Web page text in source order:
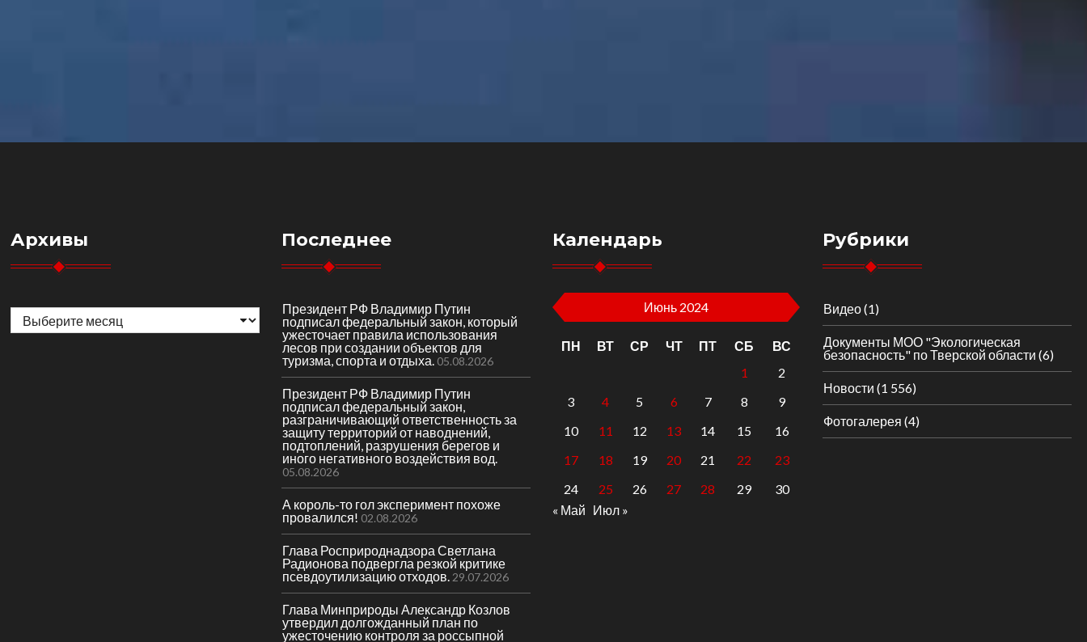
Архивы Последнее
Президент РФ Владимир Путин
подписал федеральный закон, который
ужесточает правила использования
лесов при создании объектов для
туризма, спорта и отдыха. 05.08.2026
Президент РФ Владимир Путин
подписал федеральный закон,
разграничивающий ответственность за
защиту территорий от наводнений,
подтоплений, разрушения берегов и
иного негативного воздействия вод.
05.08.2026
А король-то гол эксперимент похоже
провалился! 02.08.2026
Глава Росприроднадзора Светлана
Радионова подвергла резкой критике
псевдоутилизацию отходов. 29.07.2026
Глава Минприроды Александр Козлов
утвердил долгожданный план по
ужесточению контроля за россыпной
Календарь
Июнь 2024
ПН ВТ СР ЧТ ПТ СБ
ВС
1
2
3
4 5 6 7 8
9
10
11 12 13 14 15
16
17
18 19 20 21 22
23
24
25 26 27 28 29
30
« Май Июл »
Рубрики
Видео(1)
Документы МОО "Экологическая
безопасность" по Тверской области (6)
Новости (1 556)
Фотогалерея (4)